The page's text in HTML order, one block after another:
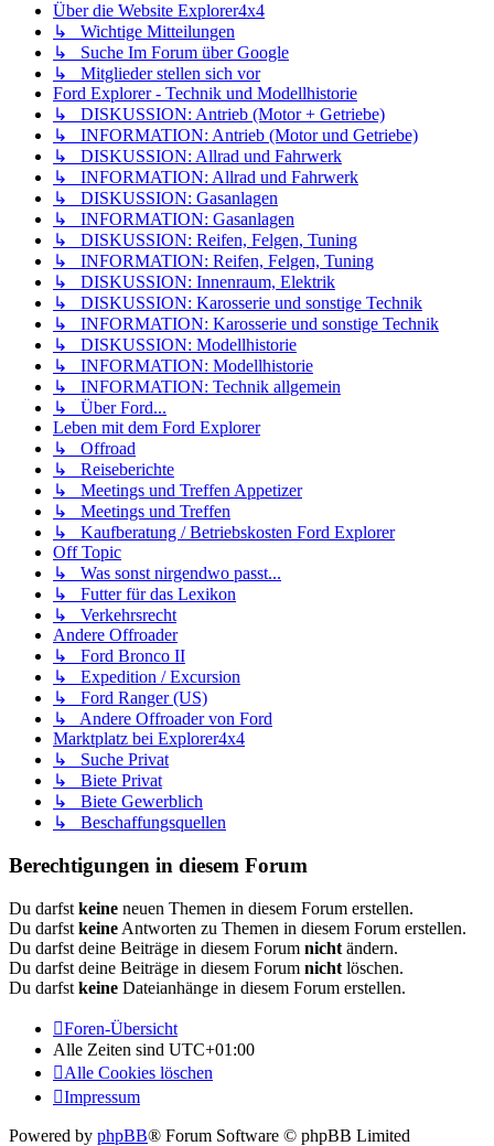
Über die Website Explorer4x4
↳ Wichtige Mitteilungen
↳ Suche Im Forum über Google
↳ Mitglieder stellen sich vor
Ford Explorer - Technik und Modellhistorie
↳ DISKUSSION: Antrieb (Motor + Getriebe)
↳ INFORMATION: Antrieb (Motor und Getriebe)
↳ DISKUSSION: Allrad und Fahrwerk
↳ INFORMATION: Allrad und Fahrwerk
↳ DISKUSSION: Gasanlagen
↳ INFORMATION: Gasanlagen
↳ DISKUSSION: Reifen, Felgen, Tuning
↳ INFORMATION: Reifen, Felgen, Tuning
↳ DISKUSSION: Innenraum, Elektrik
↳ DISKUSSION: Karosserie und sonstige Technik
↳ INFORMATION: Karosserie und sonstige Technik
↳ DISKUSSION: Modellhistorie
↳ INFORMATION: Modellhistorie
↳ INFORMATION: Technik allgemein
↳ Über Ford...
Leben mit dem Ford Explorer
↳ Offroad
↳ Reiseberichte
↳ Meetings und Treffen Appetizer
↳ Meetings und Treffen
↳ Kaufberatung / Betriebskosten Ford Explorer
Off Topic
↳ Was sonst nirgendwo passt...
↳ Futter für das Lexikon
↳ Verkehrsrecht
Andere Offroader
↳ Ford Bronco II
↳ Expedition / Excursion
↳ Ford Ranger (US)
↳ Andere Offroader von Ford
Marktplatz bei Explorer4x4
↳ Suche Privat
↳ Biete Privat
↳ Biete Gewerblich
↳ Beschaffungsquellen
Berechtigungen in diesem Forum
Du darfst keine neuen Themen in diesem Forum erstellen.
Du darfst keine Antworten zu Themen in diesem Forum erstellen.
Du darfst deine Beiträge in diesem Forum nicht ändern.
Du darfst deine Beiträge in diesem Forum nicht löschen.
Du darfst keine Dateianhänge in diesem Forum erstellen.
Foren-Übersicht
Alle Zeiten sind UTC+01:00
Alle Cookies löschen
Impressum
Powered by phpBB® Forum Software © phpBB Limited